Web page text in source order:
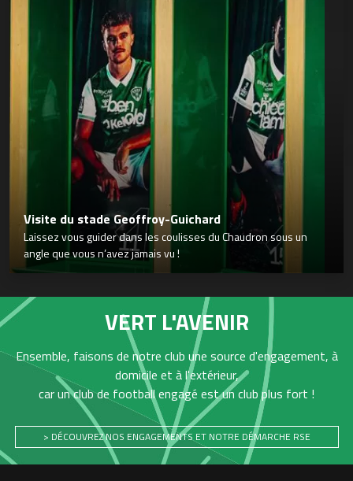
Visite du stade Geoffroy-Guichard
Laissez vous guider dans les coulisses du Chaudron sous un
angle que vous n’avez jamais vu !
VERT L'AVENIR
Ensemble, faisons de notre club une source d'engagement, à
domicile et à l'extérieur,
car un club de football engagé est un club plus fort !
> DÉCOUVREZ NOS ENGAGEMENTS ET NOTRE DÉMARCHE RSE